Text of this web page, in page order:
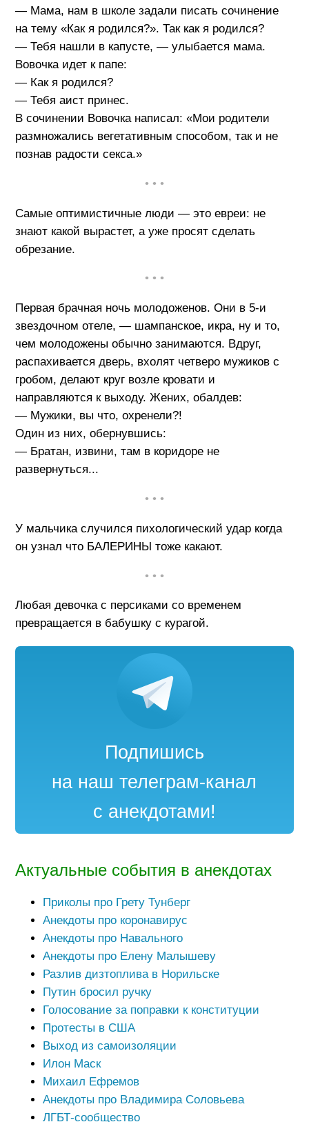
— Мама, нам в школе задали писать сочинение
на тему «Как я родился?». Так как я родился?
— Тебя нашли в капусте, — улыбается мама.
Вовочка идет к папе:
— Как я родился?
— Тебя аист принес.
В сочинении Вовочка написал: «Мои родители
размножались вегетативным способом, так и не
познав радости секса.»
• • •
Самые оптимистичные люди — это евреи: не
знают какой вырастет, а уже просят сделать
обрезание.
• • •
Первая брачная ночь молодоженов. Они в 5-и
звездочном отеле, — шампанское, икра, ну и то,
чем молодожены обычно занимаются. Вдруг,
распахивается дверь, вхолят четверо мужиков с
гробом, делают круг возле кровати и
направляются к выходу. Жених, обалдев:
— Мужики, вы что, охренели?!
Один из них, обернувшись:
— Братан, извини, там в коридоре не
развернуться...
• • •
У мальчика случился пихологический удар когда
он узнал что БАЛЕРИНЫ тоже какают.
• • •
Любая девочка с персиками со временем
превращается в бабушку с курагой.
Подпишись
на наш телеграм-канал
с анекдотами!
Актуальные события в анекдотах
Приколы про Грету Тунберг
Анекдоты про коронавирус
Анекдоты про Навального
Анекдоты про Елену Малышеву
Разлив дизтоплива в Норильске
Путин бросил ручку
Голосование за поправки к конституции
Протесты в США
Выход из самоизоляции
Илон Маск
Михаил Ефремов
Анекдоты про Владимира Соловьева
ЛГБТ-сообщество